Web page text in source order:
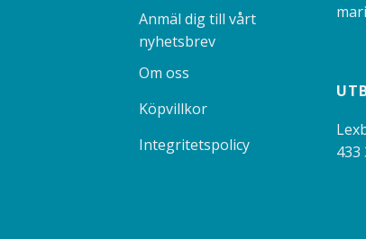
Anmäl dig till vårt
nyhetsbrev
Om oss
Köpvillkor
Integritetspolicy
433